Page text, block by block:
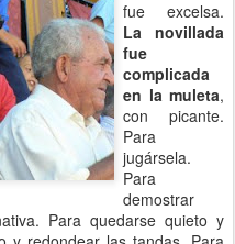
fue excelsa.
La novillada
fue
complicada
en la muleta,
con picante.
Para
jugársela.
Para
demostrar
Para quedarse quieto y